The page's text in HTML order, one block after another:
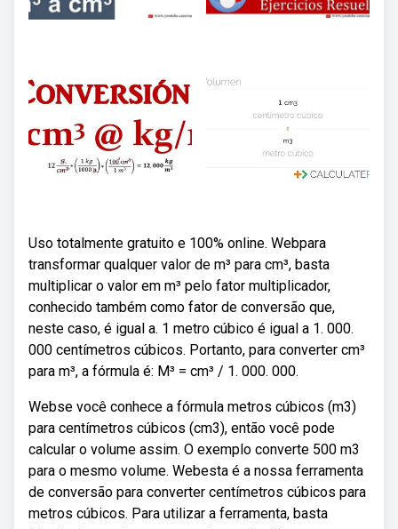
Uso totalmente gratuito e 100% online. Webpara
transformar qualquer valor de m³ para cm³, basta
multiplicar o valor em m³ pelo fator multiplicador,
conhecido também como fator de conversão que,
neste caso, é igual a. 1 metro cúbico é igual a 1. 000.
000 centímetros cúbicos. Portanto, para converter cm³
para m³, a fórmula é: M³ = cm³ / 1. 000. 000.
Webse você conhece a fórmula metros cúbicos (m3)
para centímetros cúbicos (cm3), então você pode
calcular o volume assim. O exemplo converte 500 m3
para o mesmo volume. Webesta é a nossa ferramenta
de conversão para converter centímetros cúbicos para
metros cúbicos. Para utilizar a ferramenta, basta